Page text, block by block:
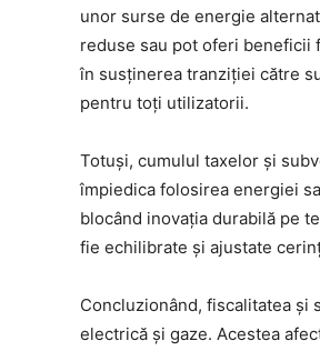
unor surse de energie
reduse sau pot oferi beneficii
în susținerea tranziției către
pentru toți utilizatorii.
Totuși, cumulul taxelor și
împiedica folosirea energiei
blocând inovația durabilă pe
fie echilibrate și ajustate
Concluzionând, fiscalitatea
electrică și gaze. Acestea